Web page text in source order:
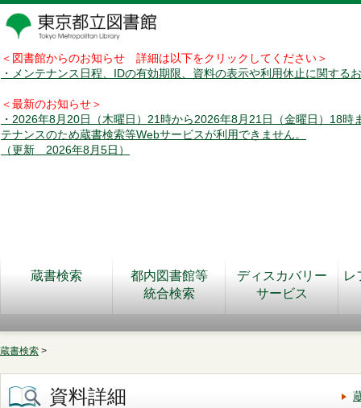
＜図書館からのお知らせ 詳細は以下をクリックしてください＞
・メンテナンス日程、IDの有効期限、資料の表示や利用休止に関する
＜最新のお知らせ＞
・2026年8月20日（木曜日）21時から2026年8月21日（金曜日）18時
テナンスのため蔵書検索等Webサービスが利用できません。
（更新 2026年8月5日）
蔵書検索
都内図書館等
統合検索
ディスカバリー
サービス
レ
蔵書検索 >
資料詳細